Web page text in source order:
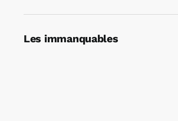
Les immanquables